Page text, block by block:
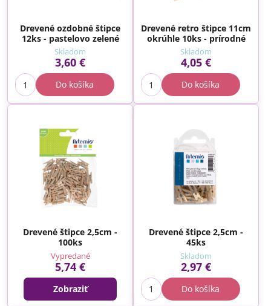
Drevené ozdobné štipce
12ks - pastelovo zelené
Skladom
3,60 €
Do košíka
Drevené retro štipce 11cm
okrúhle 10ks - prírodné
Skladom
4,05 €
Do košíka
Drevené štipce 2,5cm -
100ks
Vypredané
5,74 €
Zobraziť
Drevené štipce 2,5cm -
45ks
Skladom
2,97 €
Do košíka